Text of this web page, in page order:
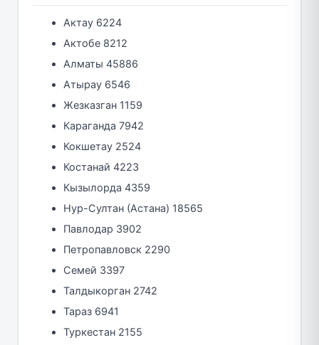
Актау 6224
Актобе 8212
Алматы 45886
Атырау 6546
Жезказган 1159
Караганда 7942
Кокшетау 2524
Костанай 4223
Кызылорда 4359
Нур-Султан (Астана) 18565
Павлодар 3902
Петропавловск 2290
Семей 3397
Талдыкорган 2742
Тараз 6941
Туркестан 2155